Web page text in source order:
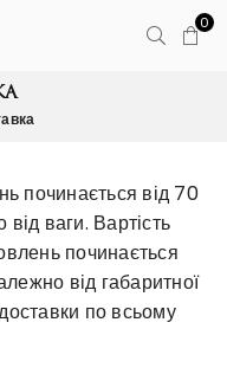
0
починається від 70
від ваги. Вартість
починається
від габаритної
по всьому